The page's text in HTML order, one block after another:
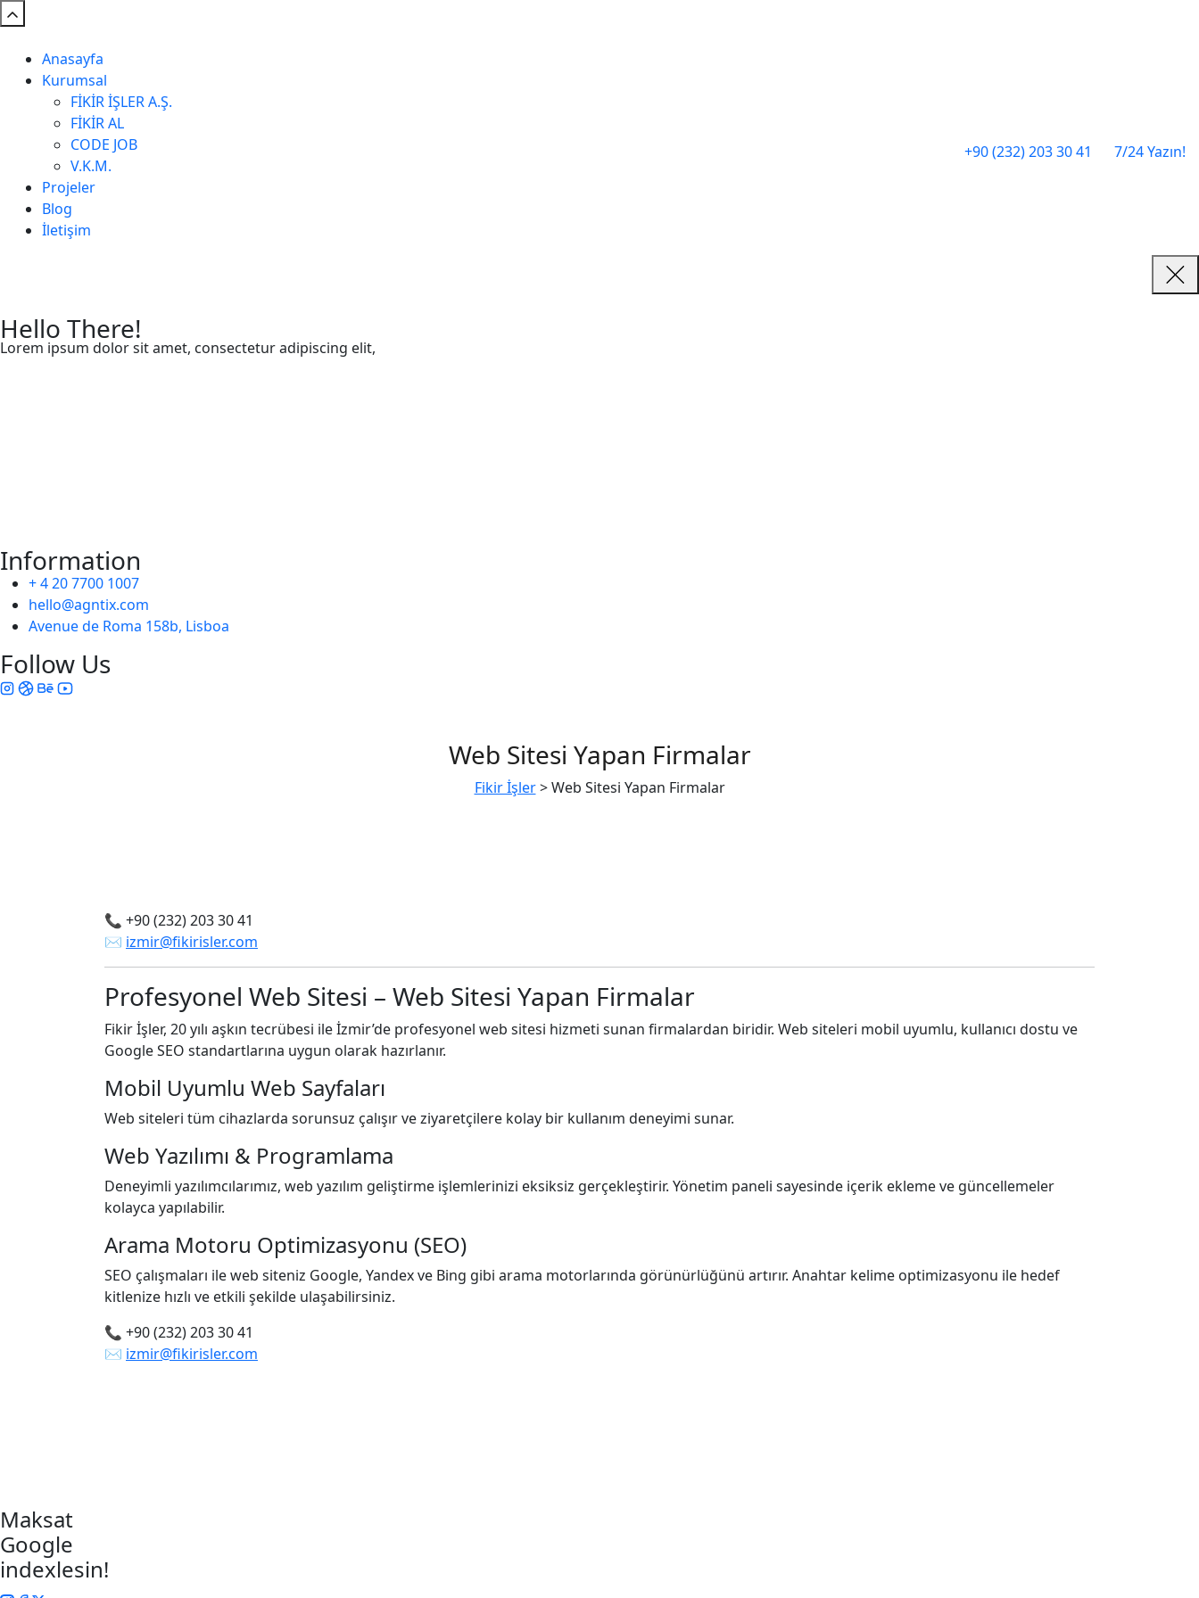
Anasayfa
Kurumsal
FİKİR İŞLER A.Ş.
FİKİR AL
CODE JOB
V.K.M.
Projeler
Blog
İletişim
+90 (232) 203 30 41 7/24 Yazın!
Hello There!
Lorem ipsum dolor sit amet, consectetur adipiscing elit,
Information
+ 4 20 7700 1007
hello@agntix.com
Avenue de Roma 158b, Lisboa
Follow Us
Web Sitesi Yapan Firmalar
Fikir İşler>Web Sitesi Yapan Firmalar
📞 +90 (232) 203 30 41
✉️ izmir@fikirisler.com
Profesyonel Web Sitesi – Web Sitesi Yapan Firmalar
Fikir İşler, 20 yılı aşkın tecrübesi ile İzmir’de profesyonel web sitesi hizmeti sunan firmalardan biridir. Web siteleri mobil uyumlu, kullanıcı dostu ve
Google SEO standartlarına uygun olarak hazırlanır.
Mobil Uyumlu Web Sayfaları
Web siteleri tüm cihazlarda sorunsuz çalışır ve ziyaretçilere kolay bir kullanım deneyimi sunar.
Web Yazılımı & Programlama
Deneyimli yazılımcılarımız, web yazılım geliştirme işlemlerinizi eksiksiz gerçekleştirir. Yönetim paneli sayesinde içerik ekleme ve güncellemeler
kolayca yapılabilir.
Arama Motoru Optimizasyonu (SEO)
SEO çalışmaları ile web siteniz Google, Yandex ve Bing gibi arama motorlarında görünürlüğünü artırır. Anahtar kelime optimizasyonu ile hedef
kitlenize hızlı ve etkili şekilde ulaşabilirsiniz.
📞 +90 (232) 203 30 41
✉️ izmir@fikirisler.com
Maksat
Google
indexlesin!